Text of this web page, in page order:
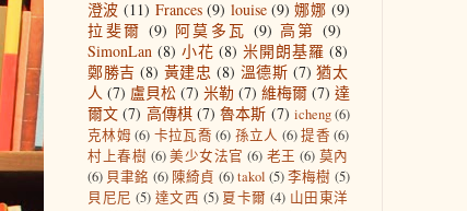
澄波 (11) Frances (9) louise (9) 娜娜 (9)
拉斐爾 (9) 阿莫多瓦 (9) 高第 (9)
SimonLan (8) 小花 (8) 米開朗基羅 (8)
鄭勝吉 (8) 黃建忠 (8) 溫德斯 (7) 猶太
人 (7) 盧貝松 (7) 米勒 (7) 維梅爾 (7) 達
爾文 (7) 高傳棋 (7) 魯本斯 (7) icheng(6)
克林姆 (6) 卡拉瓦喬 (6) 孫立人 (6)提香 (6)
村上春樹 (6) 美少女法官 (6) 老王 (6) 莫內
(6) 貝聿銘 (6) 陳綺貞 (6) takol (5)李梅樹 (5)
貝尼尼 (5) 達文西 (5) 夏卡爾 (4) 山田東洋